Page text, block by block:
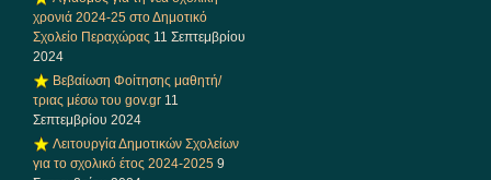
χρονιά 2024-25 στο Δημοτικό
Σχολείο Περαχώρας 11 Σεπτεμβρίου
2024
Βεβαίωση Φοίτησης μαθητή/
τριας μέσω του gov.gr 11
Σεπτεμβρίου 2024
Λειτουργία Δημοτικών Σχολείων
για το σχολικό έτος 2024-2025 9